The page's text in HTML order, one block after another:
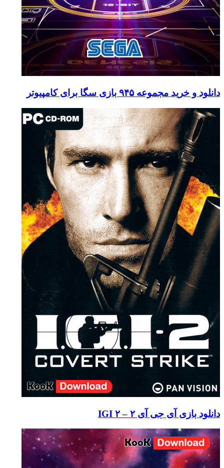
دانلود و خرید مجموعه ۹۴۵ بازی سگا برای کامپیوتر
دانلود بازی آی جی آی ۲ – IGI ۲